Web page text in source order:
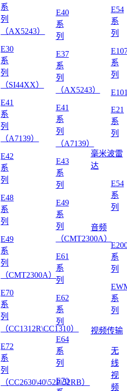
系
列
（AX5243）
E30
系
列
（SI44XX）
E41
系
列
（A7139）
E42
系
列
E48
系
列
E49
系
列
（CMT2300A）
E70
系
列
（CC1312R\CC1310）
E72
系
列
（CC2630\40\52P\52RB）
E40
系
列
E37
系
列
（AX5243）
E41
系
列
（A7139）
E43
系
列
E49
系
列
（CMT2300A）
E61
系
列
E62
系
列
E64
系
列
E70
E54
系
列
系
列
E21
系
列
毫米波雷
达
E54
系
列
音频
系
列
系
列
视频传输
无
线
视
频